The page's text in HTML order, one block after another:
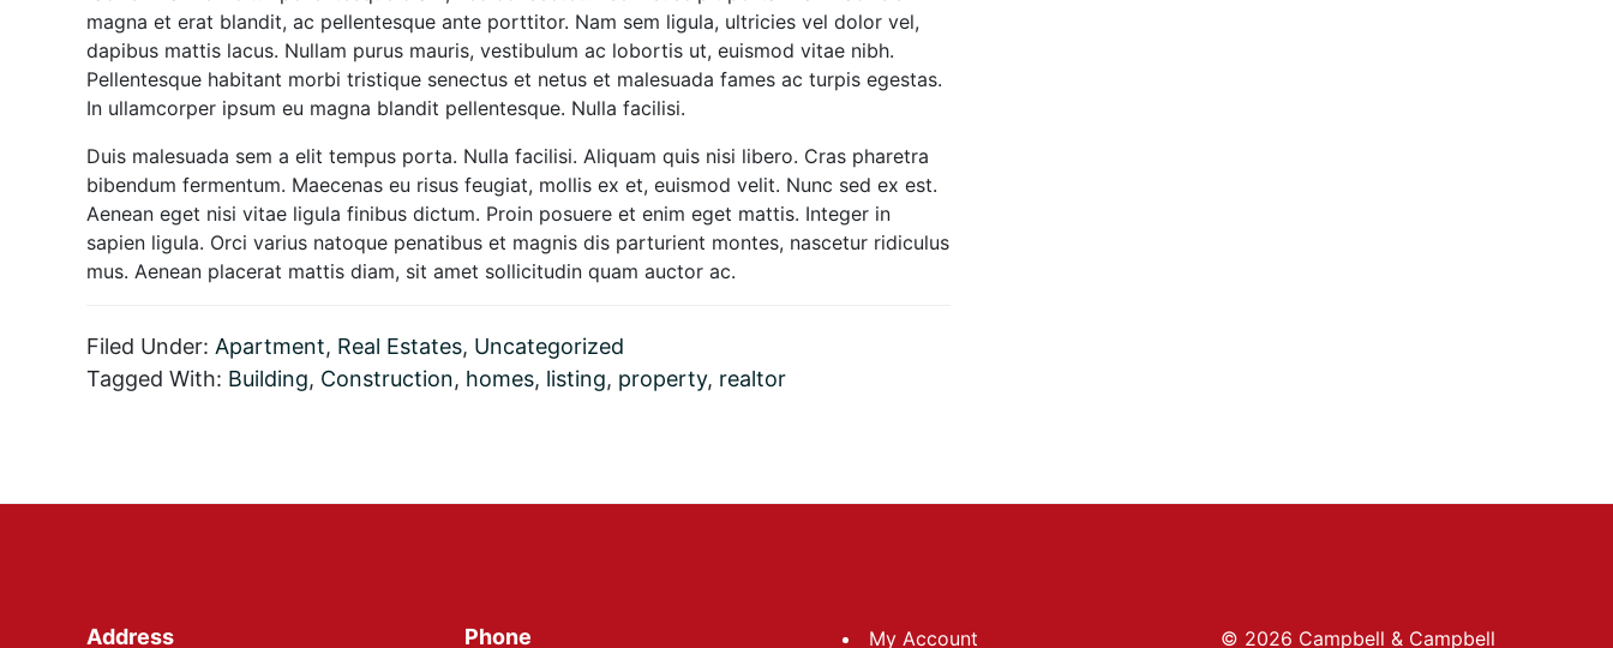
magna et erat blandit, ac pellentesque ante porttitor. Nam sem ligula, ultricies vel dolor vel,
dapibus mattis lacus. Nullam purus mauris, vestibulum ac lobortis ut, euismod vitae nibh.
Pellentesque habitant morbi tristique senectus et netus et malesuada fames ac turpis egestas.
In ullamcorper ipsum eu magna blandit pellentesque. Nulla facilisi.
Duis malesuada sem a elit tempus porta. Nulla facilisi. Aliquam quis nisi libero. Cras pharetra
bibendum fermentum. Maecenas eu risus feugiat, mollis ex et, euismod velit. Nunc sed ex est.
Aenean eget nisi vitae ligula finibus dictum. Proin posuere et enim eget mattis. Integer in
sapien ligula. Orci varius natoque penatibus et magnis dis parturient montes, nascetur ridiculus
mus. Aenean placerat mattis diam, sit amet sollicitudin quam auctor ac.
Filed Under: Apartment, Real Estates, Uncategorized
Tagged With: Building, Construction, homes, listing, property, realtor
Address Phone My Account © 2026 Campbell & Campbell